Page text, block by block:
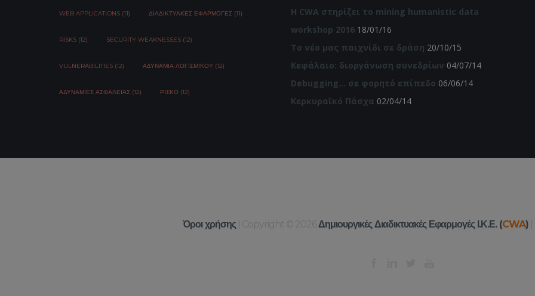
WEB APPLICATIONS (11) ΔΙΑΔΙΚΤΥΑΚΈΣ ΕΦΑΡΜΟΓΈΣ (11)
RISKS (12) SECURITY WEAKNESSES (12)
VULNERABILITIES (12) ΑΔΥΝΑΜΊΑ ΛΟΓΙΣΜΙΚΟΎ (12)
ΑΔΥΝΑΜΊΕΣ ΑΣΦΆΛΕΙΑΣ (12) ΡΊΣΚΟ (12)
Η CWA στηρίζει το mining humanistic data
workshop 2016 18/01/16
Το νέο μας παιχνίδι σε δράση 20/10/15
Κεφάλαιο: διοργάνωση συνεδρίων 04/07/14
Debugging… σε φορητό επίπεδο 06/06/14
Κερκυραϊκό Πάσχα 02/04/14
Όροι χρήσης| Copyright © 2026 Δημιουργικές Διαδικτυακές Εφαρμογές Ι.Κ.Ε. (CWA)